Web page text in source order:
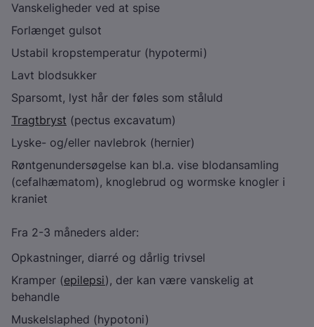
Vanskeligheder ved at spise
Forlænget gulsot
Ustabil kropstemperatur (hypotermi)
Lavt blodsukker
Sparsomt, lyst hår der føles som ståluld
Tragtbryst (pectus excavatum)
Lyske- og/eller navlebrok (hernier)
Røntgenundersøgelse kan bl.a. vise blodansamling
(cefalhæmatom), knoglebrud og wormske knogler i
kraniet
Fra 2-3 måneders alder:
Opkastninger, diarré og dårlig trivsel
Kramper (epilepsi), der kan være vanskelig at
behandle
Muskelslaphed (hypotoni)